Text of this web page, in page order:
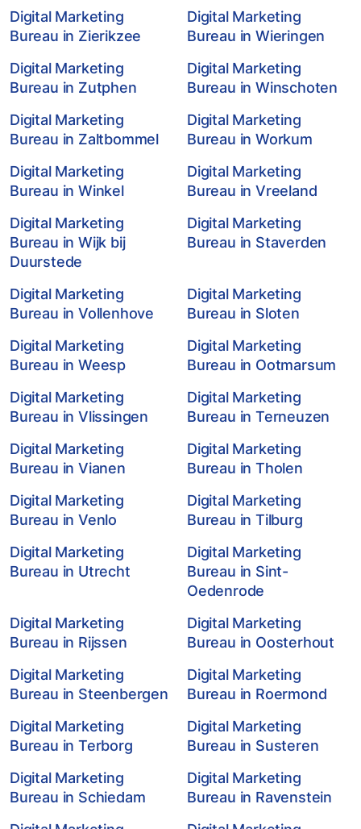
Digital Marketing
Bureau in Zierikzee
Digital Marketing
Bureau in Wieringen
Digital Marketing
Bureau in Zutphen
Digital Marketing
Bureau in Winschoten
Digital Marketing
Bureau in Zaltbommel
Digital Marketing
Bureau in Workum
Digital Marketing
Bureau in Winkel
Digital Marketing
Bureau in Vreeland
Digital Marketing
Bureau in Wijk bij
Duurstede
Digital Marketing
Bureau in Staverden
Digital Marketing
Bureau in Vollenhove
Digital Marketing
Bureau in Sloten
Digital Marketing
Bureau in Weesp
Digital Marketing
Bureau in Ootmarsum
Digital Marketing
Bureau in Vlissingen
Digital Marketing
Bureau in Terneuzen
Digital Marketing
Bureau in Vianen
Digital Marketing
Bureau in Tholen
Digital Marketing
Bureau in Venlo
Digital Marketing
Bureau in Tilburg
Digital Marketing
Bureau in Utrecht
Digital Marketing
Bureau in Sint-
Oedenrode
Digital Marketing
Bureau in Rijssen
Digital Marketing
Bureau in Oosterhout
Digital Marketing
Bureau in Steenbergen
Digital Marketing
Bureau in Roermond
Digital Marketing
Bureau in Terborg
Digital Marketing
Bureau in Susteren
Digital Marketing
Bureau in Schiedam
Digital Marketing
Bureau in Ravenstein